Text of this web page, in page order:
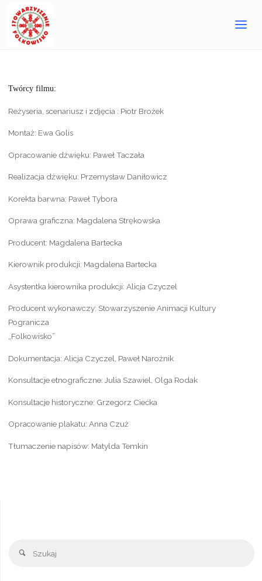
Twórcy filmu:
Reżyseria, scenariusz i zdjęcia : Piotr Brożek
Montaż: Ewa Golis
Opracowanie dźwięku: Paweł Taczała
Realizacja dźwięku: Przemysław Daniłowicz
Korekta barwna: Paweł Tybora
Oprawa graficzna: Magdalena Strękowska
Producent: Magdalena Bartecka
Kierownik produkcji: Magdalena Bartecka
Asystentka kierownika produkcji: Alicja Czyczel
Producent wykonawczy: Stowarzyszenie Animacji Kultury
Pogranicza
„Folkowisko”
Dokumentacja: Alicja Czyczel, Paweł Narożnik
Konsultacje etnograficzne: Julia Szawiel, Olga Rodak
Konsultacje historyczne: Grzegorz Ciećka
Opracowanie plakatu: Anna Czuż
Tłumaczenie napisów: Matylda Temkin
Szukaj